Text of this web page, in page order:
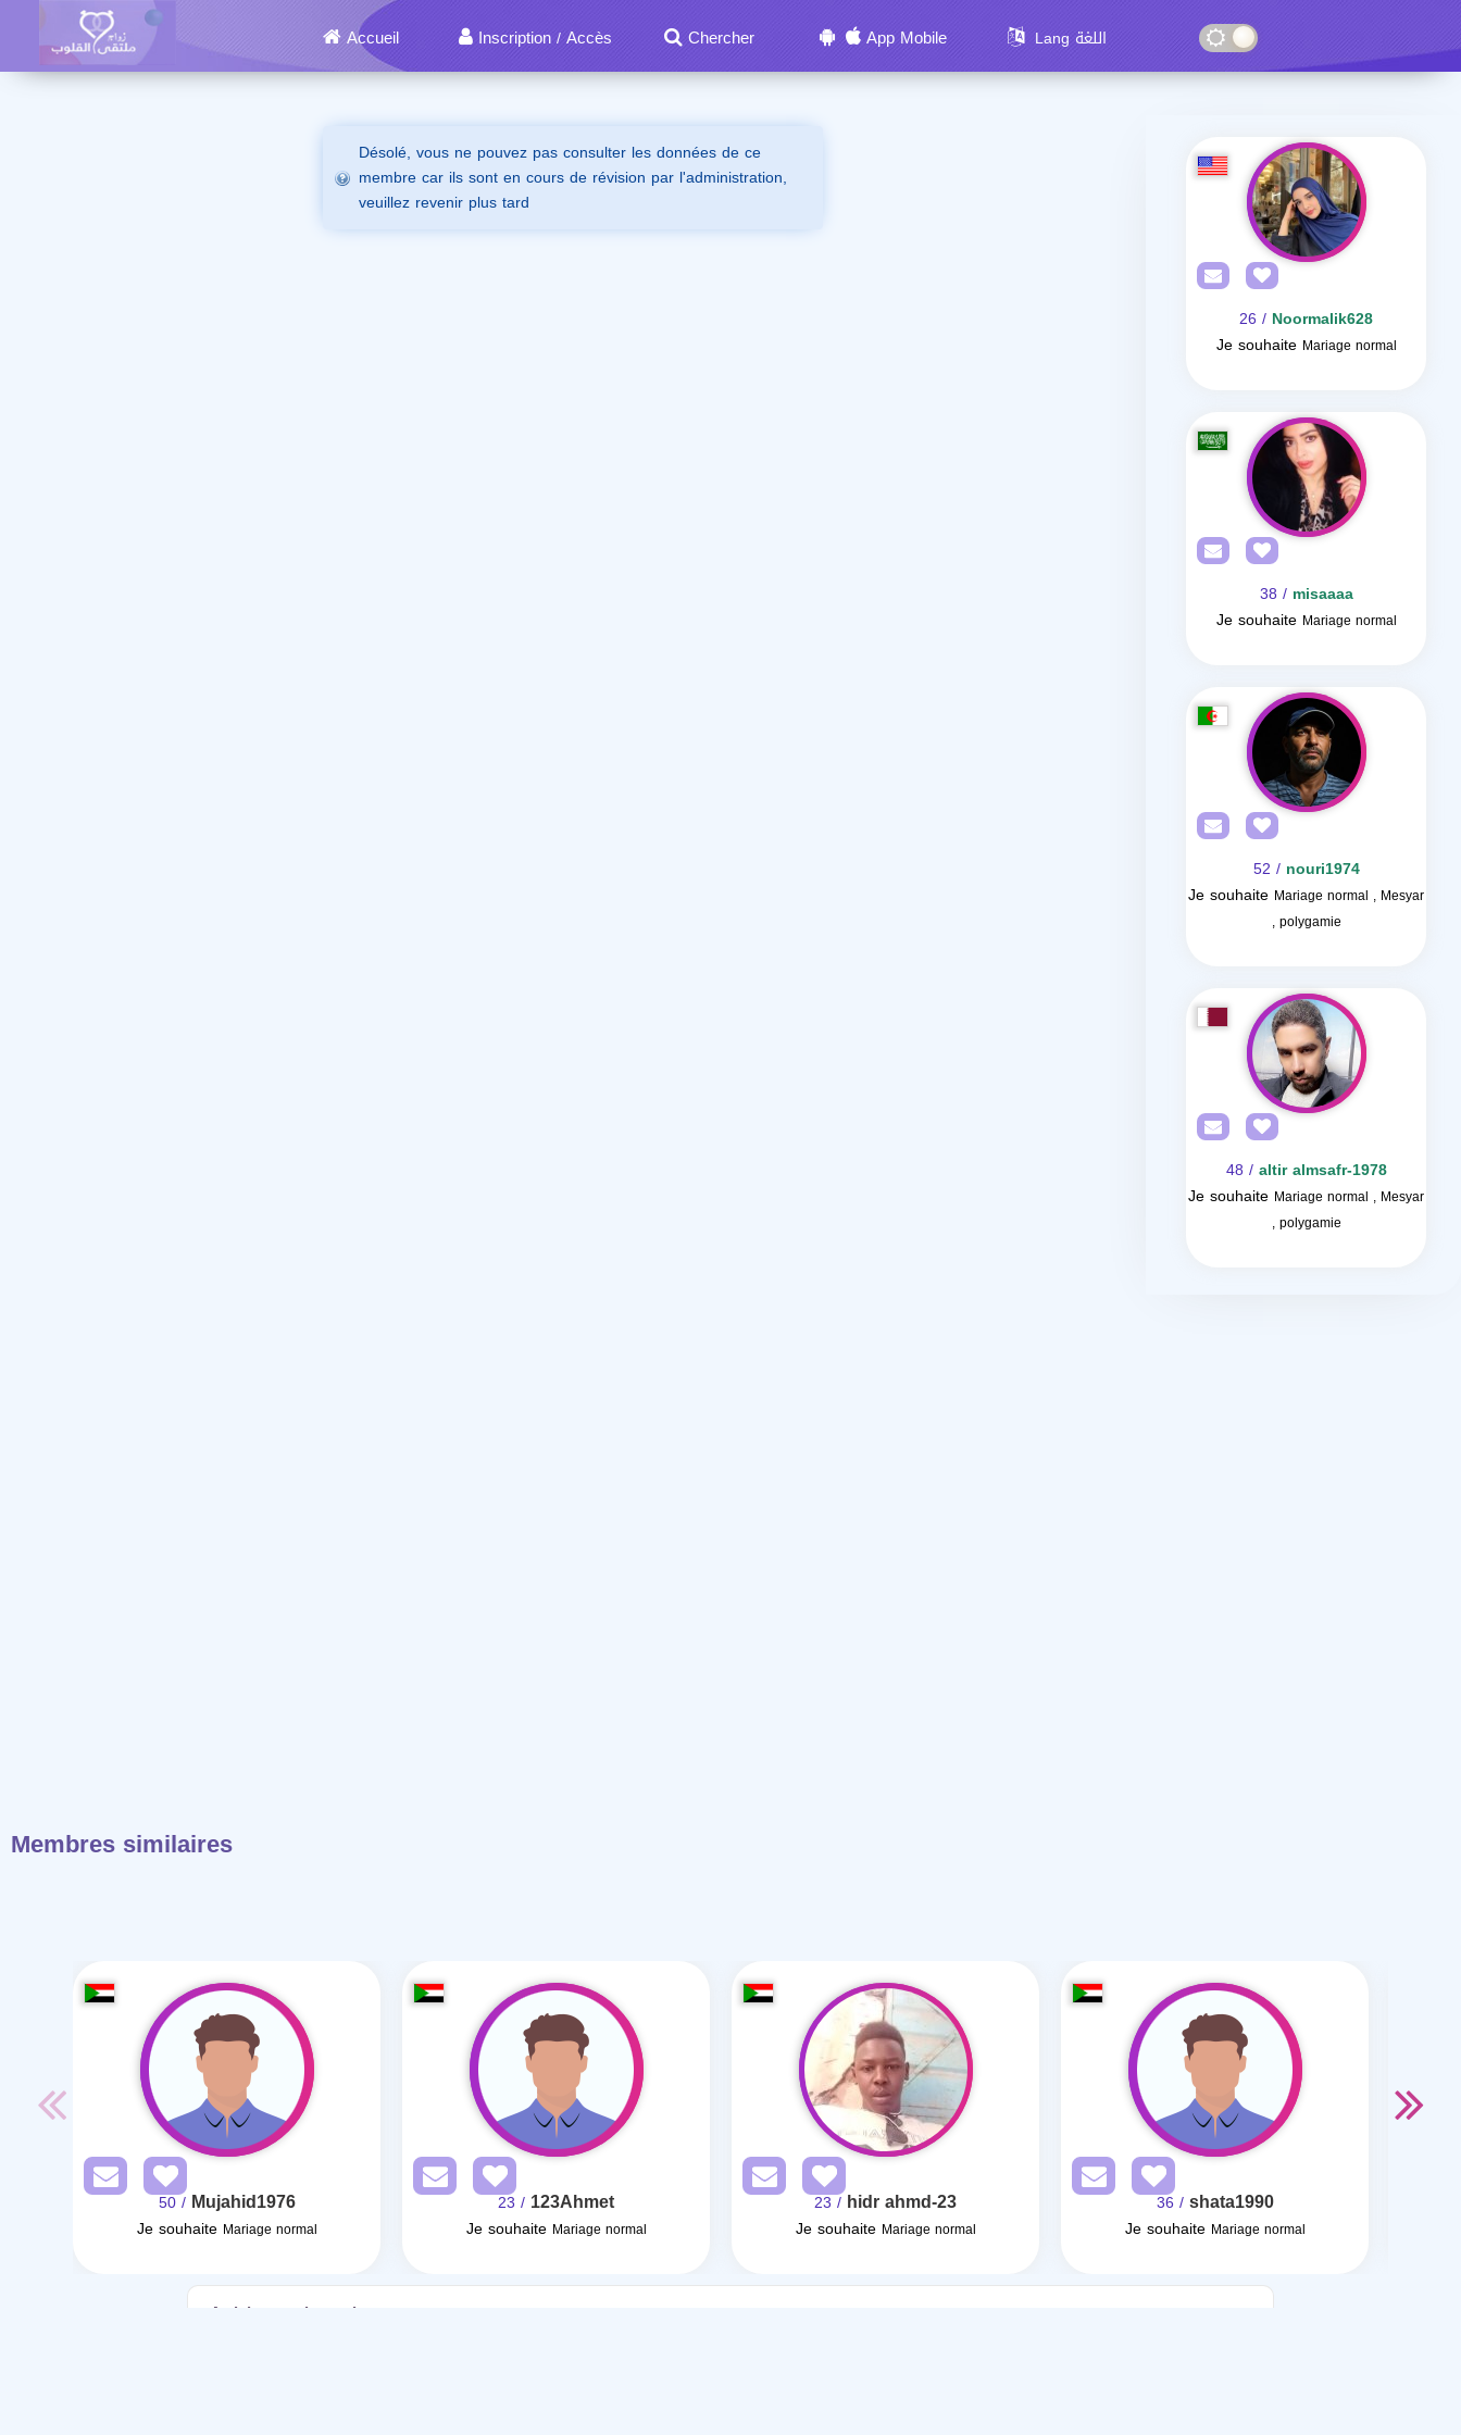
Accueil Inscription / Accès Chercher App Mobile Lang اللغة
Désolé, vous ne pouvez pas consulter les données de ce
membre car ils sont en cours de révision par l'administration,
veuillez revenir plus tard
Noormalik628
/ 26
Je souhaite Mariage normal
misaaaa
/ 38
Je souhaite Mariage normal
nouri1974
/ 52
Je souhaite Mariage normal , Mesyar
, polygamie
altir almsafr-1978
/ 48
Je souhaite Mariage normal , Mesyar
, polygamie
Membres similaires
Mujahid1976
/ 50
Je souhaite Mariage normal
123Ahmet
/ 23
Je souhaite Mariage normal
hidr ahmd-23
/ 23
Je souhaite Mariage normal
shata1990
/ 36
Je souhaite Mariage normal
Articles sur le mariage